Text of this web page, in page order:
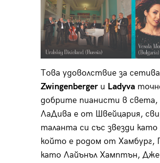
Това удоволствие за
Zwingenberger и Ladyva
добрите пианисти в света,
ЛаДива е от Швейцария,
таланта си със звезди
който е родом от Хамбург,
като Лайънъл Хамптън,